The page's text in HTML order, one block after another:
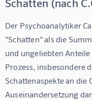
Der Psychoanalytiker
"Schatten" als die
und ungeliebten
Prozess, insbesondere
Schattenaspekte an die
Auseinandersetzung